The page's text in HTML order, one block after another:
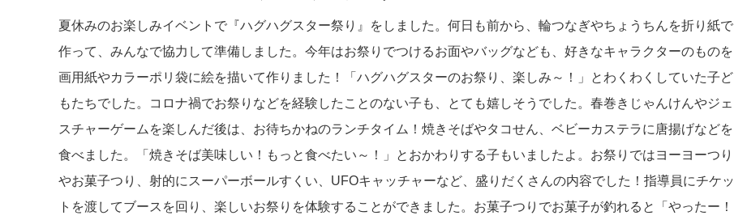
夏休みのお楽しみイベントで『ハグハグスター祭り』をしました。何日も前から、輪つなぎやちょうちんを折り紙で
作って、みんなで協力して準備しました。今年はお祭りでつけるお面やバッグなども、好きなキャラクターのものを
画用紙やカラーポリ袋に絵を描いて作りました！「ハグハグスターのお祭り、楽しみ～！」とわくわくしていた子ど
もたちでした。コロナ禍でお祭りなどを経験したことのない子も、とても嬉しそうでした。春巻きじゃんけんやジェ
スチャーゲームを楽しんだ後は、お待ちかねのランチタイム！焼きそばやタコせん、ベビーカステラに唐揚げなどを
食べました。「焼きそば美味しい！もっと食べたい～！」とおかわりする子もいましたよ。お祭りではヨーヨーつり
やお菓子つり、射的にスーパーボールすくい、UFOキャッチャーなど、盛りだくさんの内容でした！指導員にチケッ
トを渡してブースを回り、楽しいお祭りを体験することができました。お菓子つりでお菓子が釣れると「やったー！